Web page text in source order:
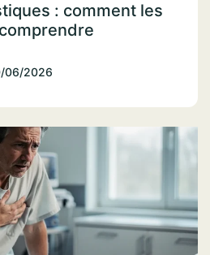
: comment les
06/2026